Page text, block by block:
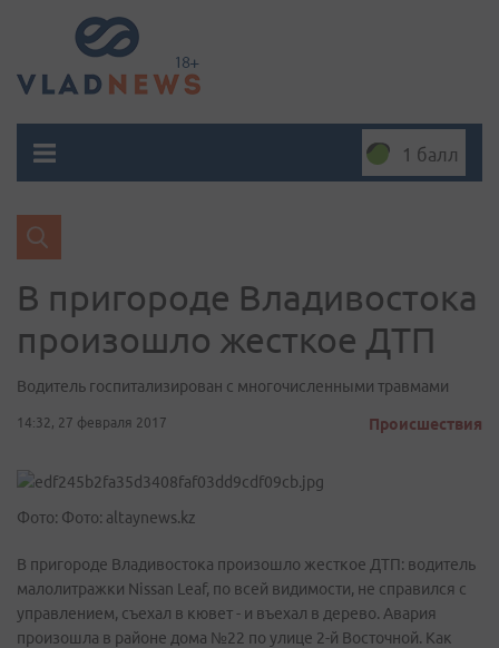
1 балл
В пригороде Владивостока
произошло жесткое ДТП
Водитель госпитализирован с многочисленными травмами
14:32, 27 февраля 2017 Происшествия
Фото: Фото: altaynews.kz
В пригороде Владивостока произошло жесткое ДТП: водитель
малолитражки Nissan Leaf, по всей видимости, не справился с
управлением, съехал в кювет - и въехал в дерево. Авария
произошла в районе дома №22 по улице 2-й Восточной. Как